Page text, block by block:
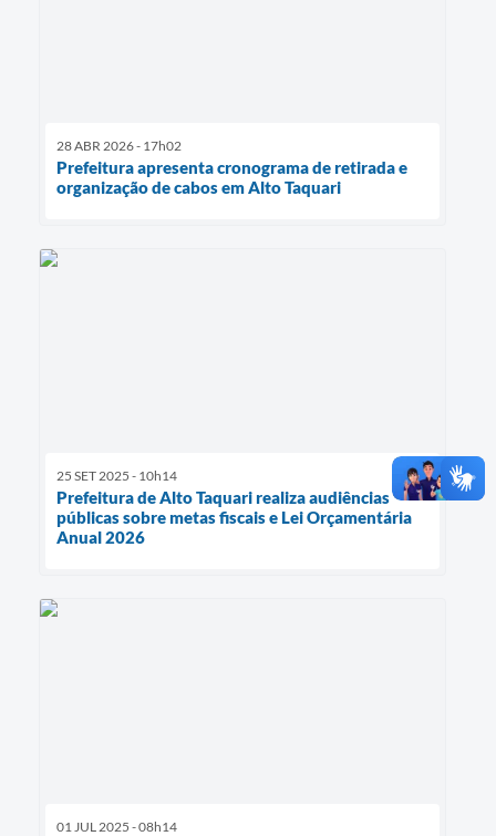
28 ABR 2026 - 17h02
Prefeitura apresenta cronograma de retirada e
organização de cabos em Alto Taquari
25 SET 2025 - 10h14
Prefeitura de Alto Taquari realiza audiências
públicas sobre metas fiscais e Lei Orçamentária
Anual 2026
01 JUL 2025 - 08h14